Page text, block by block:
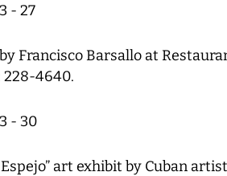
- 27
Francisco Barsallo at
228-4640.
- 30
art exhibit by Cuban